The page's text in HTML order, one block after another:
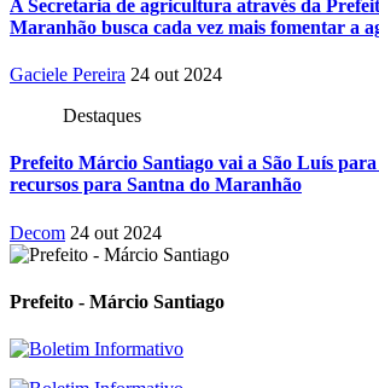
A Secretaria de agricultura através da
Maranhão busca cada vez mais fomentar a
Gaciele Pereira 24 out 2024
Destaques
Prefeito Márcio Santiago vai a São Luís
recursos para Santna do Maranhão
Decom 24 out 2024
Prefeito - Márcio Santiago